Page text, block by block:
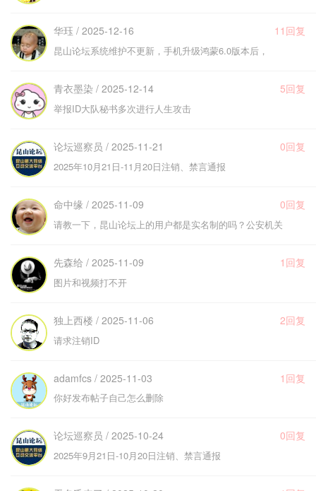
华珏 / 2025-12-16 11回复
昆山论坛系统维护不更新，手机升级鸿蒙6.0版本后，
青衣墨染 / 2025-12-14 5回复
举报ID大队秘书多次进行人生攻击
论坛巡察员 / 2025-11-21 0回复
2025年10月21日-11月20日注销、禁言通报
命中缘 / 2025-11-09 0回复
请教一下，昆山论坛上的用户都是实名制的吗？公安机关
先森给 / 2025-11-09 1回复
图片和视频打不开
独上西楼 / 2025-11-06 2回复
请求注销ID
adamfcs / 2025-11-03 1回复
你好发布帖子自己怎么删除
论坛巡察员 / 2025-10-24 0回复
2025年9月21日-10月20日注销、禁言通报